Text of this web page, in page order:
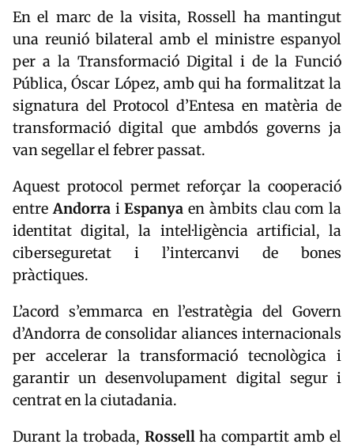
En el marc de la visita, Rossell ha mantingut
una reunió bilateral amb el ministre espanyol
per a la Transformació Digital i de la Funció
Pública,Óscar López, amb qui ha formalitzat la
signatura del Protocol d’Entesa en matèria de
transformació digital que ambdós governs ja
van segellar el febrer passat.
Aquest protocol permet reforçar la cooperació
entreAndorraiEspanya en àmbits clau com la
identitat digital, la intel·ligència artificial, la
ciberseguretat i l’intercanvi de bones
pràctiques.
L’acord s’emmarca en l’estratègia del Govern
d’Andorra de consolidar aliances internacionals
per accelerar la transformació tecnològica i
garantir un desenvolupament digital segur i
centrat en la ciutadania.
Durant la trobada, Rossellha compartit amb el